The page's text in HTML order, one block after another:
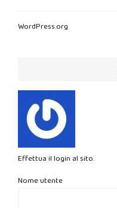
WordPress.org
Effettua il login al sito.
Nome utente